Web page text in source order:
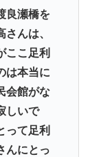
良瀬橋を
んは、
ここ足利
は本当に
会館がな
しいで
って足利
んにとっ